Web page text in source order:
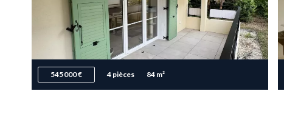
545 000 € 4 pièces 84 m²